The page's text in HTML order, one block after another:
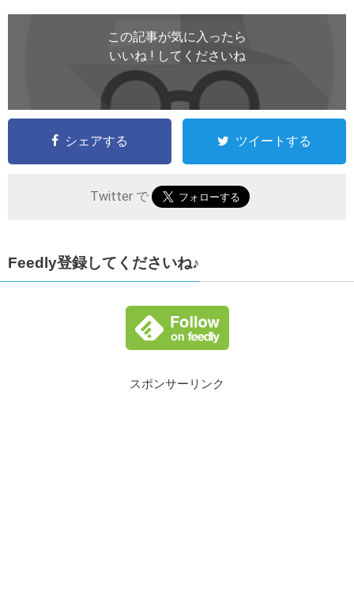
この記事が気に入ったら
いいね ! してくださいね
シェアする ツイートする
Twitter で
Feedly登録してくださいね♪
スポンサーリンク